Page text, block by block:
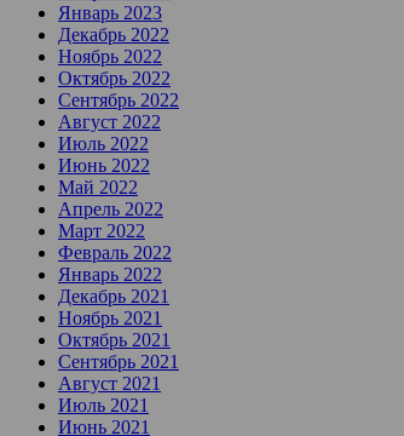
Январь 2023
Декабрь 2022
Ноябрь 2022
Октябрь 2022
Сентябрь 2022
Август 2022
Июль 2022
Июнь 2022
Май 2022
Апрель 2022
Март 2022
Февраль 2022
Январь 2022
Декабрь 2021
Ноябрь 2021
Октябрь 2021
Сентябрь 2021
Август 2021
Июль 2021
Июнь 2021